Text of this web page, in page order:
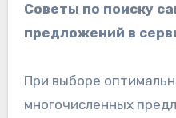
Советы по поиску
предложений в
При выборе
многочисленных